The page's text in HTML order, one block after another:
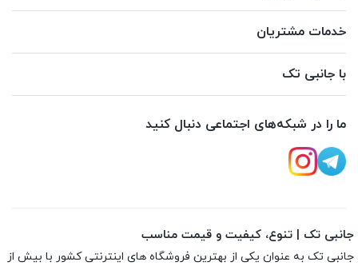
خدمات مشتریان
با جانبی تک
ما را در شبکه‌های اجتماعی دنبال کنید
جانبی تک | تنوع، کیفیت و قیمت مناسب
جانبی تک به عنوان یکی از بهترین فروشگاه های اینترنتی کشور با بیش از